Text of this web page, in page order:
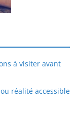
à visiter avant
réalité accessible